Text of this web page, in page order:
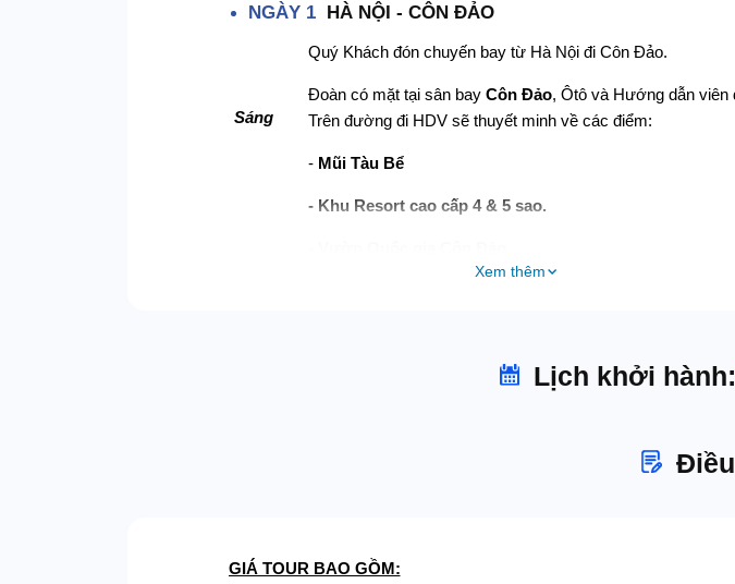
NGÀY 1 HÀ NỘI - CÔN ĐẢO
Sáng
Quý Khách đón chuyến bay từ Hà Nội đi Côn Đảo.
Đoàn có mặt tại sân bay Côn Đảo, Ôtô và Hướng dẫn viên
Trên đường đi HDV sẽ thuyết minh về các điểm:
- Mũi Tàu Bể
- Khu Resort cao cấp 4 & 5 sao.
Quý khách tiếp tục tham quan:
- bãi biển đẹp nhất ở
Xem thêm
Lịch khởi
GIÁ TOUR BAO GỒM: